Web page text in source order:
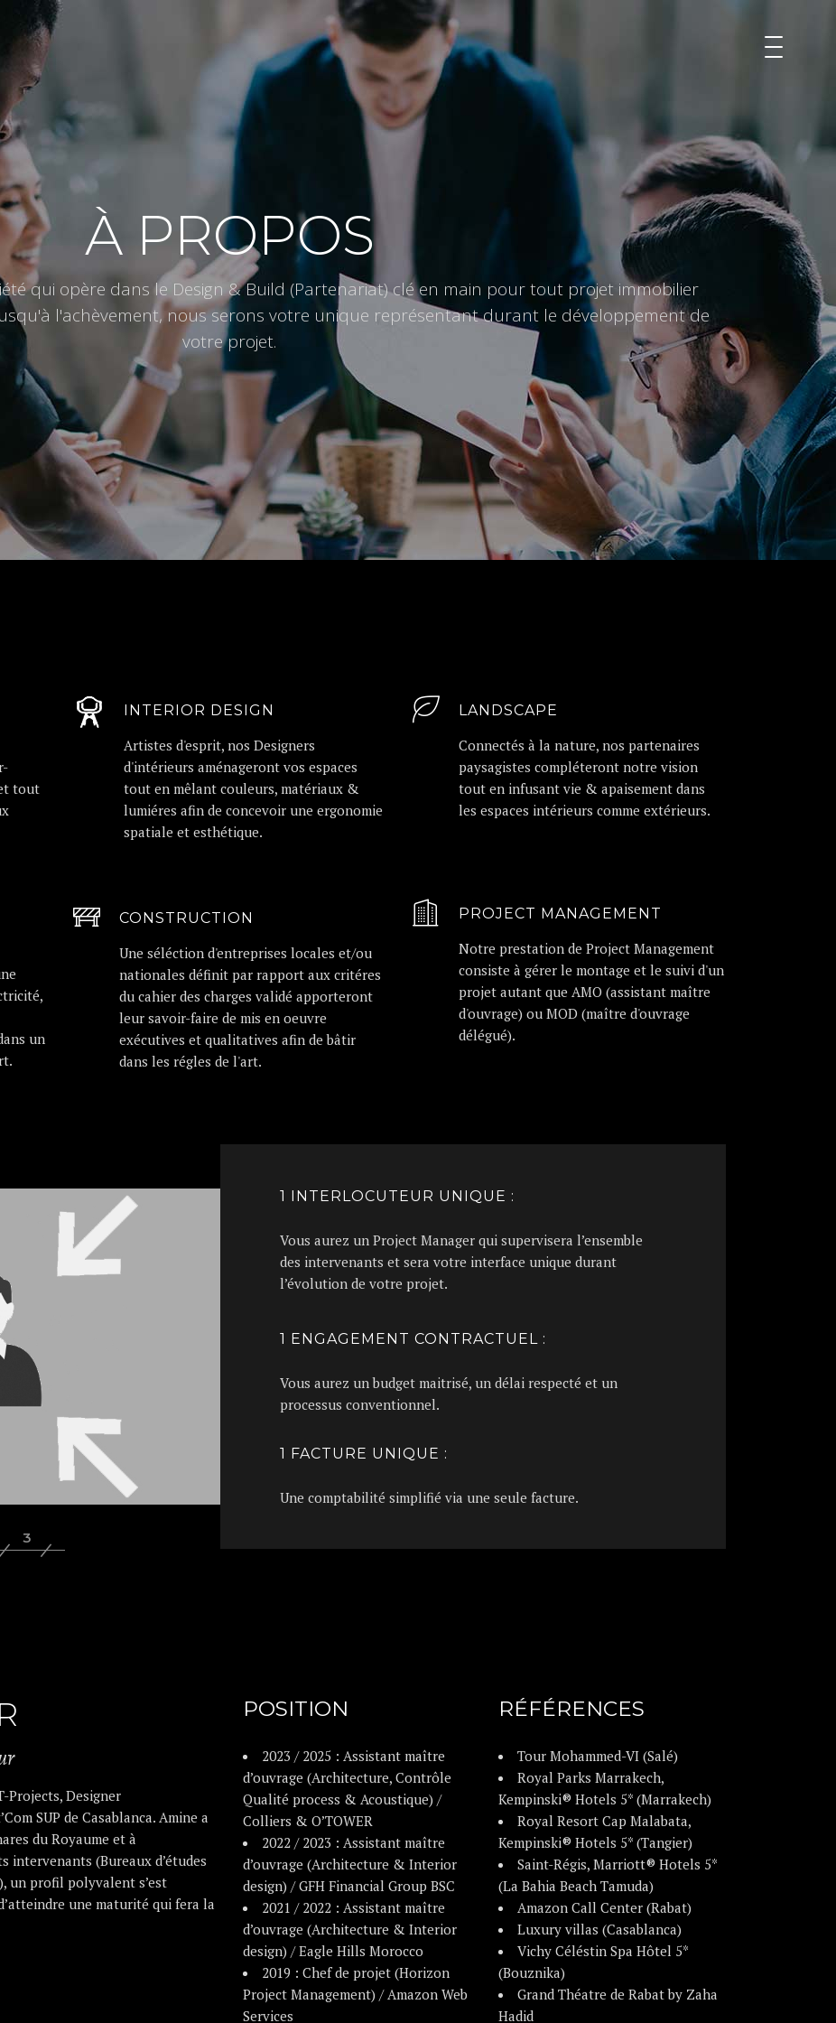
À PROPOS
qui opère dans le Design & Build (Partenariat) clé en main pour tout projet immobilier
l'achèvement, nous serons votre unique représentant durant le développement de
votre projet.
tout
un
INTERIOR DESIGN
Artistes d'esprit, nos Designers
d'intérieurs aménageront vos espaces
tout en mêlant couleurs, matériaux &
lumiéres afin de concevoir une ergonomie
spatiale et esthétique.
CONSTRUCTION
Une séléction d'entreprises locales et/ou
nationales définit par rapport aux critéres
du cahier des charges validé apporteront
leur savoir-faire de mis en oeuvre
exécutives et qualitatives afin de bâtir
dans les régles de l'art.
LANDSCAPE
Connectés à la nature, nos partenaires
paysagistes compléteront notre vision
tout en infusant vie & apaisement dans
les espaces intérieurs comme extérieurs.
PROJECT MANAGEMENT
Notre prestation de Project Management
consiste à gérer le montage et le suivi d'un
projet autant que AMO (assistant maître
d'ouvrage) ou MOD (maître d'ouvrage
délégué).
1 INTERLOCUTEUR UNIQUE :
Vous aurez un Project Manager qui supervisera l’ensemble
des intervenants et sera votre interface unique durant
l’évolution de votre projet.
1 ENGAGEMENT CONTRACTUEL :
Vous aurez un budget maitrisé, un délai respecté et un
processus conventionnel.
1 FACTURE UNIQUE :
Une comptabilité simplifié via une seule facture.
Projects, Designer
SUP de Casablanca. Amine a
du Royaume et à
intervenants (Bureaux d’études
un profil polyvalent s’est
une maturité qui fera la
POSITION
2023 / 2025 : Assistant maître
d’ouvrage (Architecture, Contrôle
Qualité process & Acoustique) /
Colliers & O’TOWER
2022 / 2023 : Assistant maître
d’ouvrage (Architecture & Interior
design) / GFH Financial Group BSC
2021 / 2022 : Assistant maître
d’ouvrage (Architecture & Interior
design) / Eagle Hills Morocco
2019 : Chef de projet (Horizon
Project Management) / Amazon Web
Services
RÉFÉRENCES
Tour Mohammed-VI (Salé)
Royal Parks Marrakech,
Kempinski® Hotels 5* (Marrakech)
Royal Resort Cap Malabata,
Kempinski® Hotels 5* (Tangier)
Saint-Régis, Marriott® Hotels 5*
(La Bahia Beach Tamuda)
Amazon Call Center (Rabat)
Luxury villas (Casablanca)
Vichy Céléstin Spa Hôtel 5*
(Bouznika)
Grand Théatre de Rabat by Zaha
Hadid